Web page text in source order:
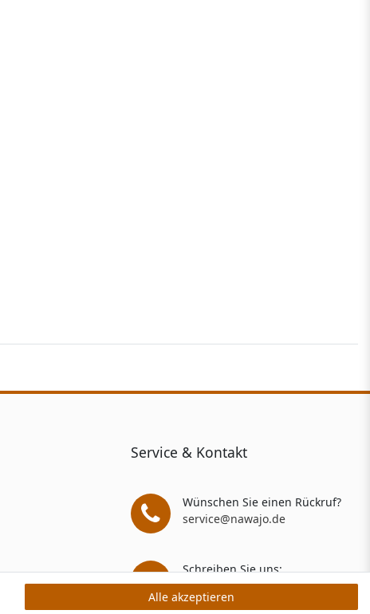
Service & Kontakt
Wünschen Sie einen Rückruf?
service@nawajo.de
Schreiben Sie uns:
service@nawajo.de
Alle akzeptieren
Alle akzeptieren